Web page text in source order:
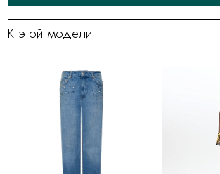
К этой модели